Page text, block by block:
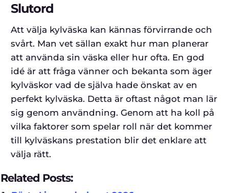
Slutord
Att välja kylväska kan kännas förvirrande och
svårt. Man vet sällan exakt hur man planerar
att använda sin väska eller hur ofta. En god
idé är att fråga vänner och bekanta som äger
kylväskor vad de själva hade önskat av en
perfekt kylväska. Detta är oftast något man lär
sig genom användning. Genom att ha koll på
vilka faktorer som spelar roll när det kommer
till kylväskans prestation blir det enklare att
välja rätt.
Related Posts: